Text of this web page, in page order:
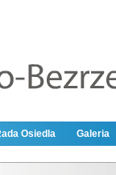
Osiedla Galeria